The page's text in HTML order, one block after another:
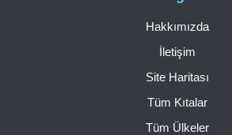
Hakkımızda
İletişim
Site Haritası
Tüm Kıtalar
Tüm Ülkeler